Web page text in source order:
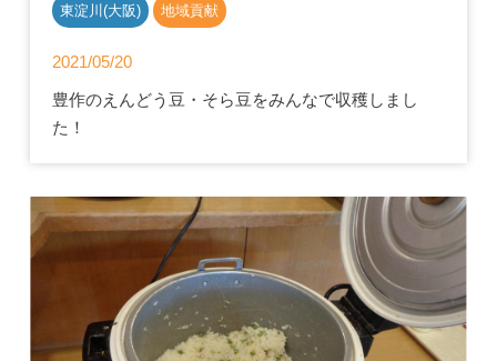
東淀川(大阪) 地域貢献
2021/05/20
豊作のえんどう豆・そら豆をみんなで収穫しまし
た！